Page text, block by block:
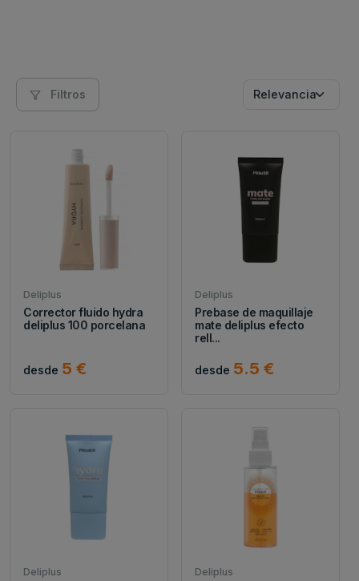
Filtros
Deliplus
Corrector fluido hydra
deliplus 100 porcelana
desde 5 €
Deliplus
Prebase de maquillaje
mate deliplus efecto
rell...
desde 5.5 €
Deliplus Deliplus